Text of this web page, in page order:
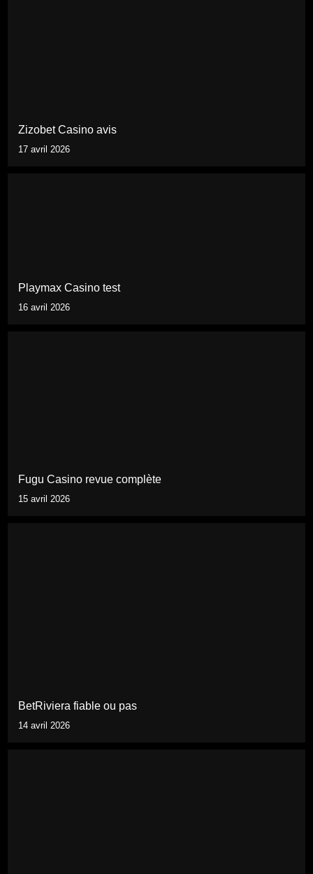
Zizobet Casino avis
17 avril 2026
Playmax Casino test
16 avril 2026
Fugu Casino revue complète
15 avril 2026
BetRiviera fiable ou pas
14 avril 2026